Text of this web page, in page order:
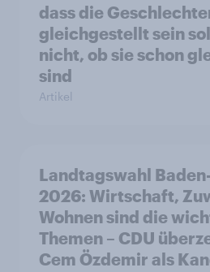
dass die
gleichgestellt sein
nicht, ob sie schon
sind
Artikel
Landtagswahl
2026: Wirtschaft,
Wohnen sind die
Themen – CDU
Cem Özdemir als